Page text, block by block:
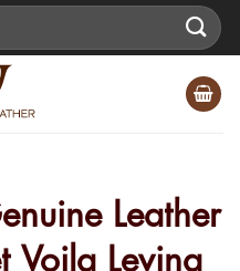
Leather
Voila Levina